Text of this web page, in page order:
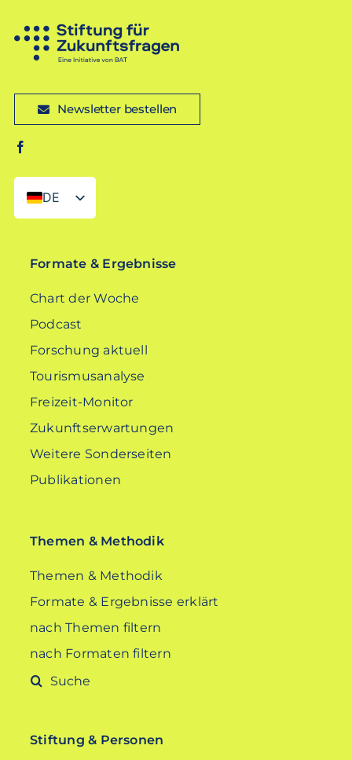
Newsletter bestellen
DE
EN
Formate & Ergebnisse
Chart der Woche
Podcast
Forschung aktuell
Tourismusanalyse
Freizeit-Monitor
Zukunftserwartungen
Weitere Sonderseiten
Publikationen
Themen & Methodik
Themen & Methodik
Formate & Ergebnisse erklärt
nach Themen filtern
nach Formaten filtern
Suche
Stiftung & Personen